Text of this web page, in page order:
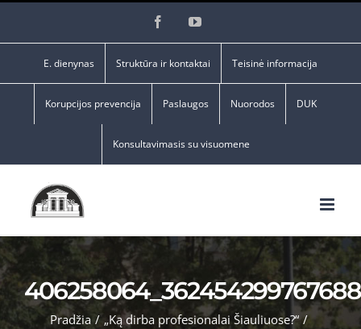
FacebookYouTube
E. dienynas Struktūra ir kontaktai Teisinė informacija
Korupcijos prevencija Paslaugos Nuorodos DUK
Konsultavimasis su visuomene
Pradžia / „Ką dirba profesionalai Šiauliuose?“ /